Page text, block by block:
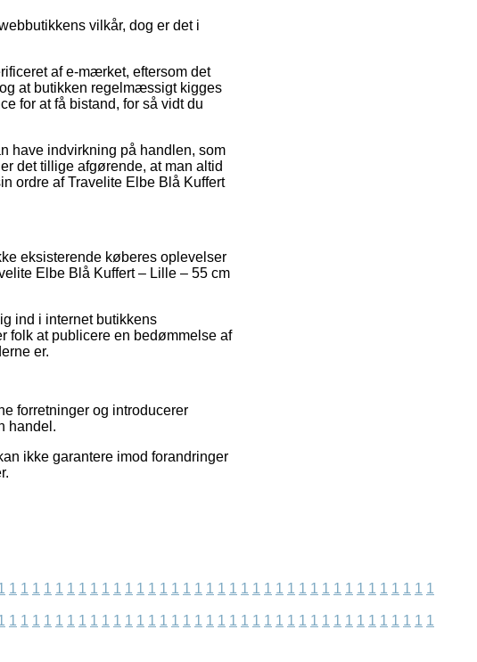
vilkår, dog er det i
af e-mærket, eftersom det
at butikken regelmæssigt kigges
for at få bistand, for så vidt du
have indvirkning på handlen, som
det tillige afgørende, at man altid
ordre af Travelite Elbe Blå Kuffert
eksisterende køberes oplevelser
Elbe Blå Kuffert – Lille – 55 cm
ind i internet butikkens
folk at publicere en bedømmelse af
er.
forretninger og introducerer
handel.
ikke garantere imod forandringer
1 1 1 1 1 1 1 1 1 1 1 1 1 1 1 1 1 1 1 1 1 1 1 1 1 1 1 1 1 1 1 1 1 1 1 1 1
1 1 1 1 1 1 1 1 1 1 1 1 1 1 1 1 1 1 1 1 1 1 1 1 1 1 1 1 1 1 1 1 1 1 1 1 1